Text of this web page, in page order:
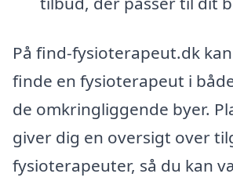
På find-fysioterapeut.dk
finde en fysioterapeut i
de omkringliggende byer.
giver dig en oversigt over
fysioterapeuter, så du kan